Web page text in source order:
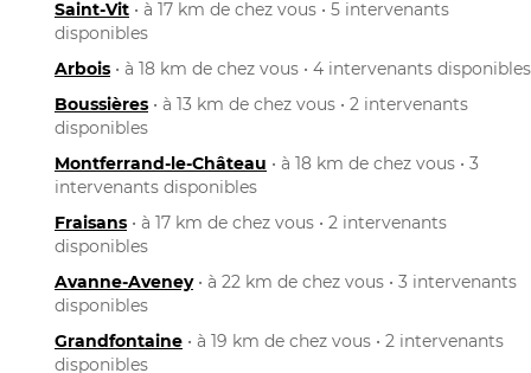
Saint-Vit • à 17 km de chez vous • 5 intervenants
disponibles
Arbois • à 18 km de chez vous • 4 intervenants disponibles
Boussières • à 13 km de chez vous • 2 intervenants
disponibles
Montferrand-le-Château • à 18 km de chez vous • 3
intervenants disponibles
Fraisans • à 17 km de chez vous • 2 intervenants
disponibles
Avanne-Aveney• à 22 km de chez vous • 3 intervenants
disponibles
Grandfontaine • à 19 km de chez vous • 2 intervenants
disponibles